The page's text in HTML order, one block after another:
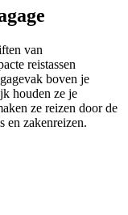
van
reistassen
boven je
houden ze je
ze reizen door de
en zakenreizen.